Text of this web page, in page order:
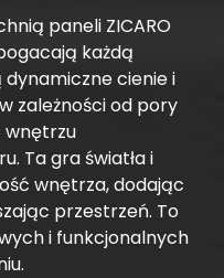
paneli ZICARO
każdą
cienie i
zależności od pory
wnętrzu
Ta gra światła i
wnętrza, dodając
przestrzeń. To
i funkcjonalnych